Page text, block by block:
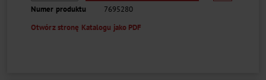
Numer produktu
7695280
Otwórz stronę Katalogu jako PDF